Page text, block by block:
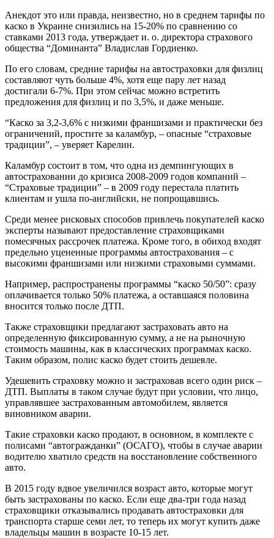
Анекдот это или правда, неизвестно, но в среднем тарифы по
каско в Украине снизились на 15-20% по сравнению со
ставками 2013 года, утверждает и. о. директора страхового
общества “Доминанта” Владислав Гордиенко.
По его словам, средние тарифы на автостраховки для физлиц
составляют чуть больше 4%, хотя еще пару лет назад
достигали 6-7%. При этом сейчас можно встретить
предложения для физлиц и по 3,5%, и даже меньше.
“Каско за 3,2-3,6% с низкими франшизами и практически без
ограничений, простите за каламбур, – опасные “страховые
традиции”, – уверяет Карелин.
Каламбур состоит в том, что одна из демпингующих в
автостраховании до кризиса 2008-2009 годов компаний –
“Страховые традиции” – в 2009 году перестала платить
клиентам и ушла по-английски, не попрощавшись.
Среди менее рисковых способов привлечь покупателей каско
эксперты называют предоставление страховщиками
помесячных рассрочек платежа. Кроме того, в обиход входят
предельно уцененные программы автострахования – с
высокими франшизами или низкими страховыми суммами.
Например, распространены программы “каско 50/50”: сразу
оплачивается только 50% платежа, а оставшаяся половина
вносится только после ДТП.
Также страховщики предлагают застраховать авто на
определенную фиксированную сумму, а не на рыночную
стоимость машины, как в классических программах каско.
Таким образом, полис каско будет стоить дешевле.
Удешевить страховку можно и застраховав всего один риск –
ДТП. Выплаты в таком случае будут при условии, что лицо,
управлявшее застрахованным автомобилем, является
виновником аварии.
Такие страховки каско продают, в основном, в комплекте с
полисами “автогражданки” (ОСАГО), чтобы в случае аварии
водителю хватило средств на восстановление собственного
авто.
В 2015 году вдвое увеличился возраст авто, которые могут
быть застрахованы по каско. Если еще два-три года назад
страховщики отказывались продавать автостраховки для
транспорта старше семи лет, то теперь их могут купить даже
владельцы машин в возрасте 10-15 лет.